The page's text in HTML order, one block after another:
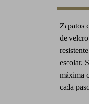
Zapatos
de
escolar.
máxima
cada